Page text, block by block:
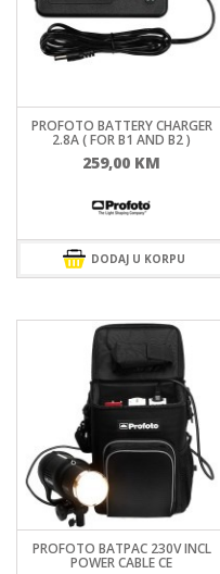
PROFOTO BATTERY CHARGER
2.8A ( FOR B1 AND B2 )
259,00 KM
DODAJ U KORPU
PROFOTO BATPAC 230V INCL
POWER CABLE CE